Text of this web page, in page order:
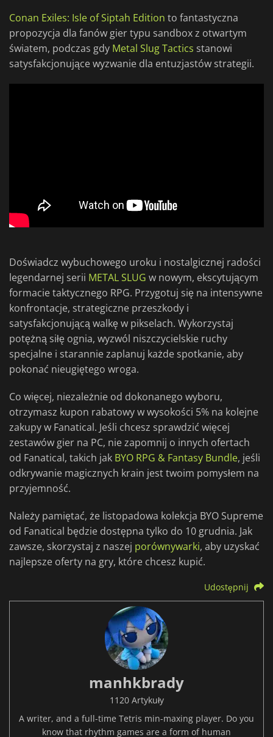
Conan Exiles: Isle of Siptah Edition to fantastyczna
propozycja dla fanów gier typu sandbox z otwartym
światem, podczas gdy Metal Slug Tactics stanowi
satysfakcjonujące wyzwanie dla entuzjastów strategii.
Doświadcz wybuchowego uroku i nostalgicznej radości
legendarnej serii METAL SLUG w nowym, ekscytującym
formacie taktycznego RPG. Przygotuj się na intensywne
konfrontacje, strategiczne przeszkody i
satysfakcjonującą walkę w pikselach. Wykorzystaj
potężną siłę ognia, wyzwól niszczycielskie ruchy
specjalne i starannie zaplanuj każde spotkanie, aby
pokonać nieugiętego wroga.
Co więcej, niezależnie od dokonanego wyboru,
otrzymasz kupon rabatowy w wysokości 5% na kolejne
zakupy w Fanatical. Jeśli chcesz sprawdzić więcej
zestawów gier na PC, nie zapomnij o innych ofertach
od Fanatical, takich jak BYO RPG & Fantasy Bundle, jeśli
odkrywanie magicznych krain jest twoim pomysłem na
przyjemność.
Należy pamiętać, że listopadowa kolekcja BYO Supreme
od Fanatical będzie dostępna tylko do 10 grudnia. Jak
zawsze, skorzystaj z naszej porównywarki, aby uzyskać
najlepsze oferty na gry, które chcesz kupić.
Udostępnij
manhkbrady
1120 Artykuły
A writer, and a full-time Tetris min-maxing player. Do you
know that rhythm games are a form of human